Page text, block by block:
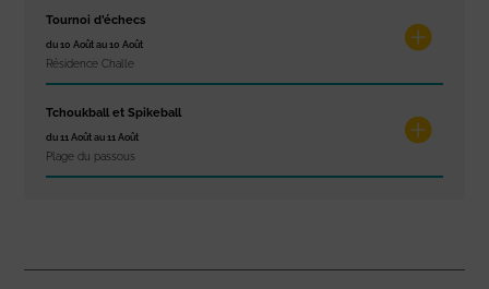
Tournoi d’échecs
du 10 Août au 10 Août
Résidence Challe
Tchoukball et Spikeball
du 11 Août au 11 Août
Plage du passous